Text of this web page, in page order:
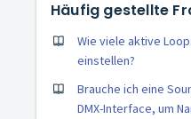
Häufig gestellte
Wie viele aktive
einstellen?
Brauche ich eine
DMX-Interface, um